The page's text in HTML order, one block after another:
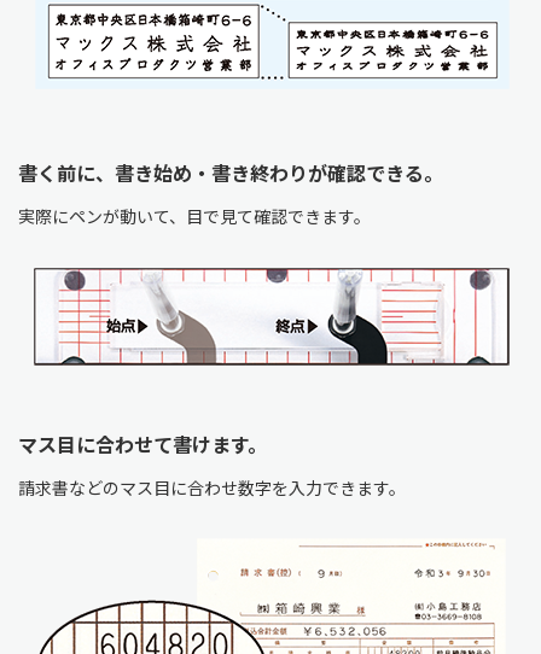
書く前に、書き始め・書き終わりが確認できる。
実際にペンが動いて、目で見て確認できます。
マス目に合わせて書けます。
請求書などのマス目に合わせ数字を入力できます。